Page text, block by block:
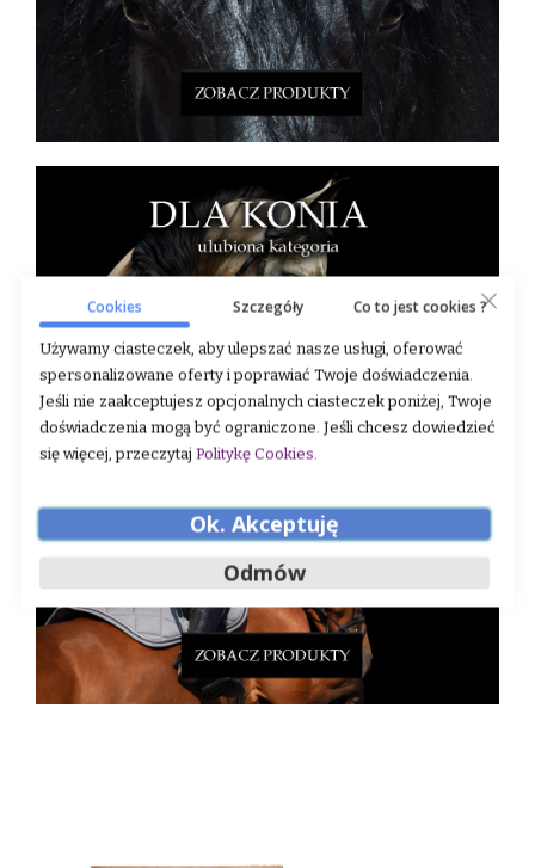
Cookies Szczegóły Co to jest cookies ?
Używamy ciasteczek, aby ulepszać nasze usługi, oferować
spersonalizowane oferty i poprawiać Twoje doświadczenia.
Jeśli nie zaakceptujesz opcjonalnych ciasteczek poniżej, Twoje
doświadczenia mogą być ograniczone. Jeśli chcesz dowiedzieć
się więcej, przeczytaj Politykę Cookies.
Ok. Akceptuję
Odmów